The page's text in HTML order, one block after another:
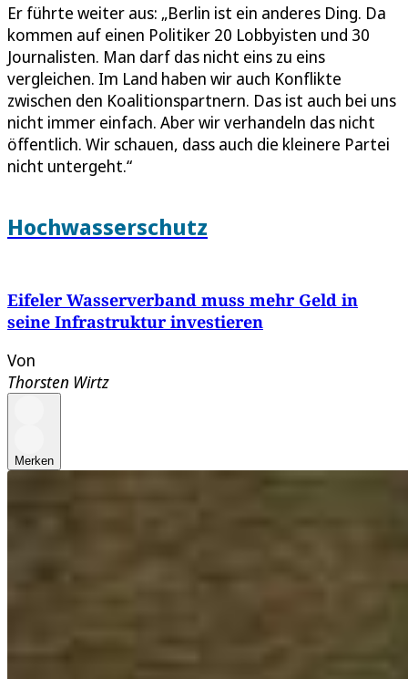
Er führte weiter aus: „Berlin ist ein anderes Ding. Da
kommen auf einen Politiker 20 Lobbyisten und 30
Journalisten. Man darf das nicht eins zu eins
vergleichen. Im Land haben wir auch Konflikte
zwischen den Koalitionspartnern. Das ist auch bei uns
nicht immer einfach. Aber wir verhandeln das nicht
öffentlich. Wir schauen, dass auch die kleinere Partei
nicht untergeht.“
Hochwasserschutz
Eifeler Wasserverband muss mehr Geld in
seine Infrastruktur investieren
Von
Thorsten Wirtz
Merken